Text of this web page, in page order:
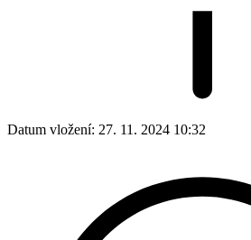
Datum vložení: 27. 11. 2024 10:32